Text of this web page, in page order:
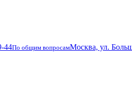
44По общим вопросамМосква, ул.